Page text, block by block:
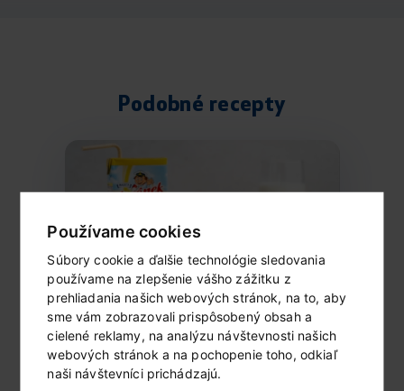
Používame cookies
Súbory cookie a ďalšie technológie sledovania
používame na zlepšenie vášho zážitku z
prehliadania našich webových stránok, na to, aby
sme vám zobrazovali prispôsobený obsah a
cielené reklamy, na analýzu návštevnosti našich
webových stránok a na pochopenie toho, odkiaľ
naši návštevníci prichádzajú.
Podobné recepty
Mrazený Lipánek s ovocím
a čokoládou
Ingrediencie (6 porcií) 1 vanilkové...